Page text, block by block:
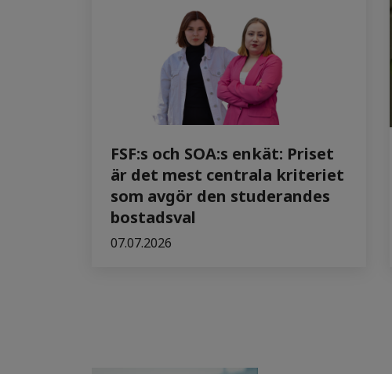
FSF:s och SOA:s enkät: Priset
är det mest centrala kriteriet
som avgör den studerandes
bostadsval
07.07.2026